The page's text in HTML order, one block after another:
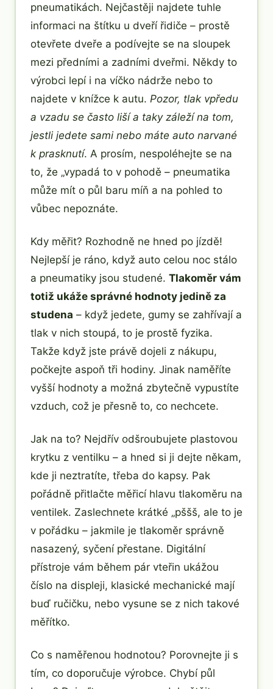
pneumatikách. Nejčastěji najdete tuhle
informaci na štítku u dveří řidiče – prostě
otevřete dveře a podívejte se na sloupek
mezi předními a zadními dveřmi. Někdy to
výrobci lepí i na víčko nádrže nebo to
najdete v knížce k autu. Pozor, tlak vpředu
a vzadu se často liší a taky záleží na tom,
jestli jedete sami nebo máte auto narvané
k prasknutí. A prosím, nespoléhejte se na
to, že „vypadá to v pohodě – pneumatika
může mít o půl baru míň a na pohled to
vůbec nepoznáte.
Kdy měřit? Rozhodně ne hned po jízdě!
Nejlepší je ráno, když auto celou noc stálo
a pneumatiky jsou studené. Tlakoměr vám
totiž ukáže správné hodnoty jedině za
studena – když jedete, gumy se zahřívají a
tlak v nich stoupá, to je prostě fyzika.
Takže když jste právě dojeli z nákupu,
počkejte aspoň tři hodiny. Jinak naměříte
vyšší hodnoty a možná zbytečně vypustíte
vzduch, což je přesně to, co nechcete.
Jak na to? Nejdřív odšroubujete plastovou
krytku z ventilku – a hned si ji dejte někam,
kde ji neztratíte, třeba do kapsy. Pak
pořádně přitlačte měřicí hlavu tlakoměru na
ventilek. Zaslechnete krátké „pššš, ale to je
v pořádku – jakmile je tlakoměr správně
nasazený, syčení přestane. Digitální
přístroje vám během pár vteřin ukážou
číslo na displeji, klasické mechanické mají
buď ručičku, nebo vysune se z nich takové
měřítko.
Co s naměřenou hodnotou? Porovnejte ji s
tím, co doporučuje výrobce. Chybí půl